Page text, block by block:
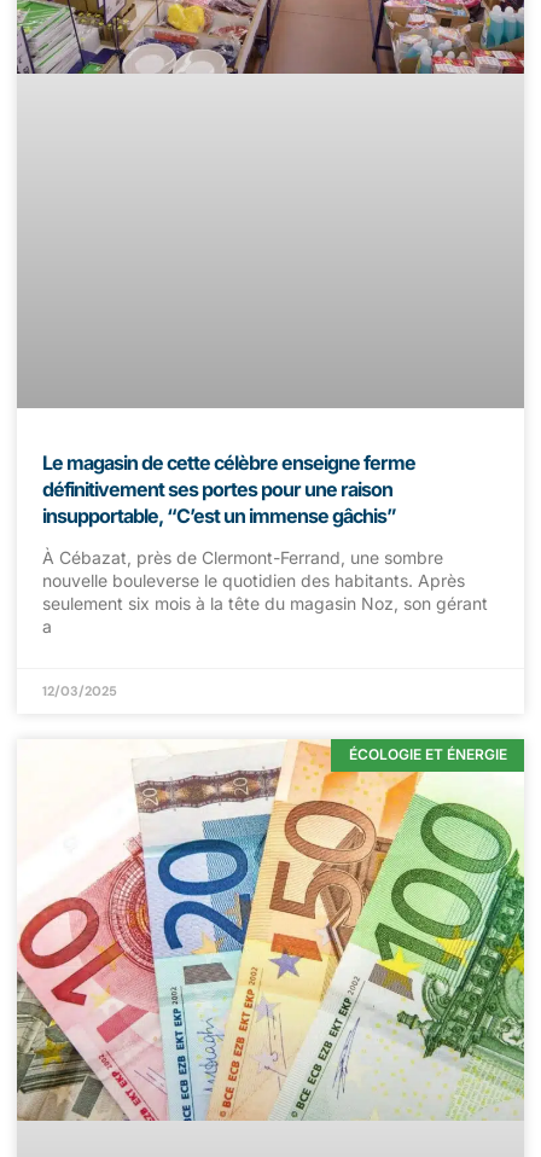
Le magasin de cette célèbre enseigne ferme
définitivement ses portes pour une raison
insupportable, “C’est un immense gâchis”
À Cébazat, près de Clermont-Ferrand, une sombre
nouvelle bouleverse le quotidien des habitants. Après
seulement six mois à la tête du magasin Noz, son gérant
a
12/03/2025
ÉCOLOGIE ET ÉNERGIE